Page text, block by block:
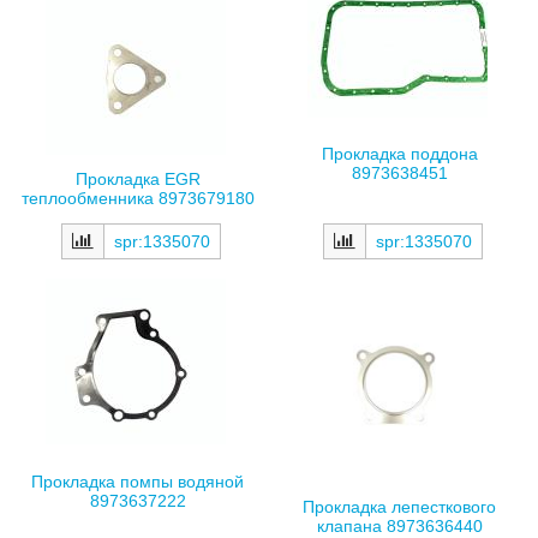
Прокладка EGR
теплообменника 8973679180
spr:1335070
Прокладка поддона
8973638451
spr:1335070
Прокладка помпы водяной
8973637222
Прокладка лепесткового
клапана 8973636440